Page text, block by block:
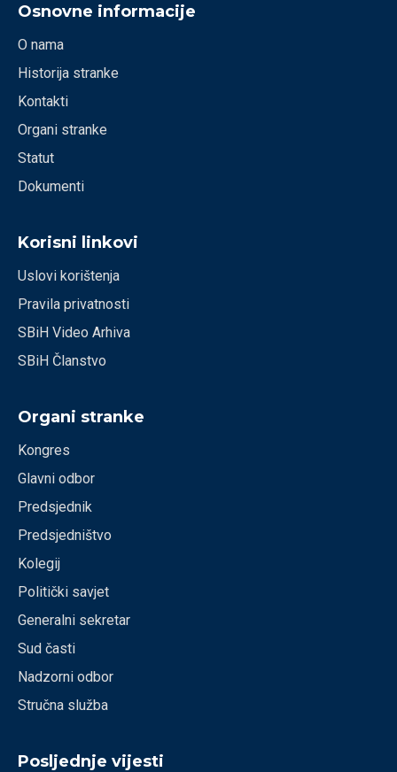
Osnovne informacije
O nama
Historija stranke
Kontakti
Organi stranke
Statut
Dokumenti
Korisni linkovi
Uslovi korištenja
Pravila privatnosti
SBiH Video Arhiva
SBiH Članstvo
Organi stranke
Kongres
Glavni odbor
Predsjednik
Predsjedništvo
Kolegij
Politički savjet
Generalni sekretar
Sud časti
Nadzorni odbor
Stručna služba
Posljednje vijesti